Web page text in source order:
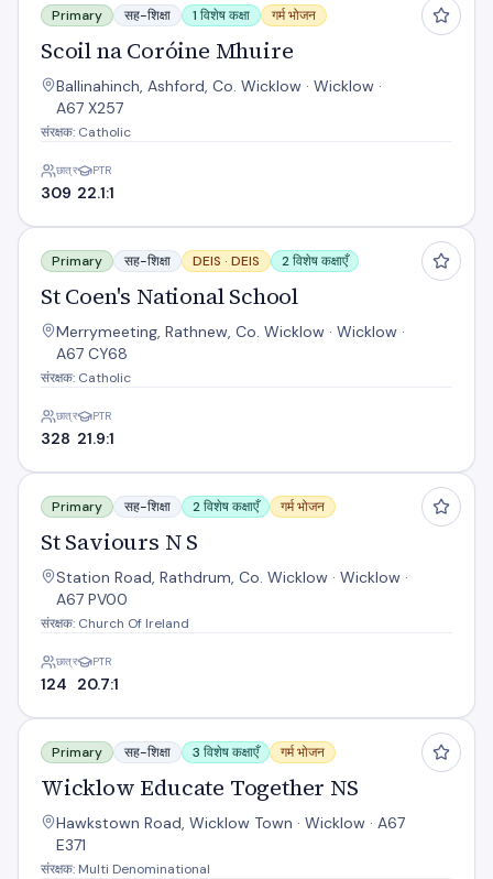
Primary सह-शिक्षा 1 विशेष कक्षा गर्म भोजन
Scoil na Coróine Mhuire
Ballinahinch, Ashford, Co. Wicklow · Wicklow ·
A67 X257
संरक्षक: Catholic
छात्र
309
PTR
22.1:1
St Coen's National School
Primary सह-शिक्षा DEIS · DEIS 2 विशेष कक्षाएँ
St Coen's National School
Merrymeeting, Rathnew, Co. Wicklow · Wicklow ·
A67 CY68
संरक्षक: Catholic
छात्र
328
PTR
21.9:1
St Saviours N S
Primary सह-शिक्षा 2 विशेष कक्षाएँ गर्म भोजन
St Saviours N S
Station Road, Rathdrum, Co. Wicklow · Wicklow ·
A67 PV00
संरक्षक: Church Of Ireland
छात्र
124
PTR
20.7:1
Wicklow Educate Together NS
Primary सह-शिक्षा 3 विशेष कक्षाएँ गर्म भोजन
Wicklow Educate Together NS
Hawkstown Road, Wicklow Town · Wicklow · A67
E371
संरक्षक: Multi Denominational